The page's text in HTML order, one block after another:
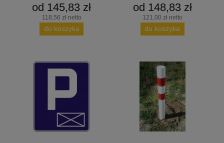
od 145,83 zł
118,56 zł netto
do koszyka
od 148,83 zł
121,00 zł netto
do koszyka